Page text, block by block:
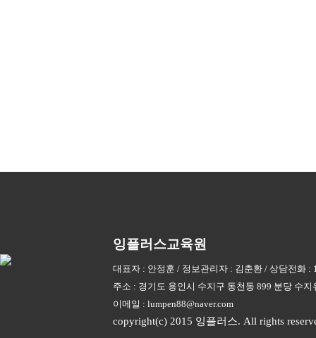
잉플러스교육원
대표자 : 안정훈 / 정보관리자 : 김춘환 / 상담전화
주소 : 경기도 용인시 수지구 동천동 899 분당 수
이메일 : lumpen88@naver.com
copyright(c) 2015 잉플러스. All rights